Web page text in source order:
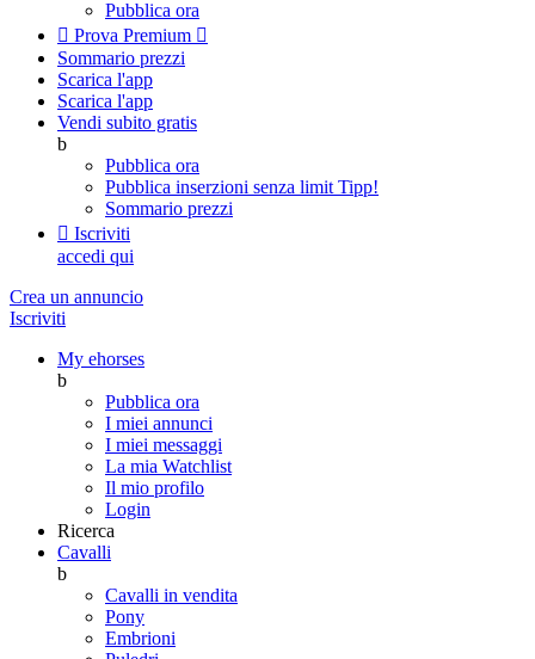
Pubblica ora
 Prova Premium 
Sommario prezzi
Scarica l'app
Scarica l'app
Vendi subito gratis
b
Pubblica ora
Pubblica inserzioni senza limit Tipp!
Sommario prezzi
 Iscriviti
accedi qui
Crea un annuncio
Iscriviti
My ehorses
b
Pubblica ora
I miei annunci
I miei messaggi
La mia Watchlist
Il mio profilo
Login
Ricerca
Cavalli
b
Cavalli in vendita
Pony
Embrioni